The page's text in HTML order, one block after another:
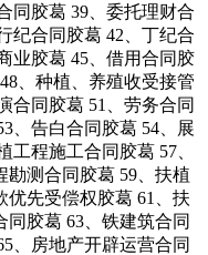
同胶葛 39、委托理财合
纪合同胶葛 42、丁纪合
业胶葛 45、借用合同胶
、种植、养殖收受接管
合同胶葛 51、劳务合同
、告白合同胶葛 54、展
工程施工合同胶葛 57、
勘测合同胶葛 59、扶植
优先受偿权胶葛 61、扶
胶葛 63、铁建筑合同
、房地产开辟运营合同